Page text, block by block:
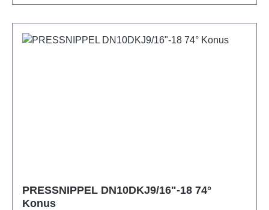
PRESSNIPPEL DN10DKJ9/16"-18 74°
Konus